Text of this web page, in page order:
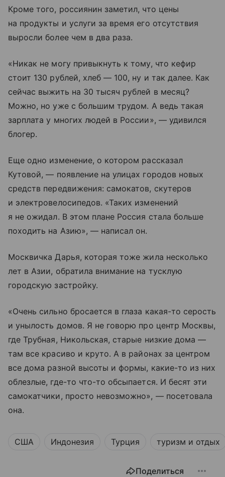
Кроме того, россиянин заметил, что цены
на продукты и услуги за время его отсутствия
выросли более чем в два раза.
«Никак не могу привыкнуть к тому, что кефир
стоит 130 рублей, хлеб — 100, ну и так далее. Как
сейчас выжить на 30 тысяч рублей в месяц?
Можно, но уже с большим трудом. А ведь такая
зарплата у многих людей в России», — удивился
блогер.
Еще одно изменение, о котором рассказал
Кутовой, — появление на улицах городов новых
средств передвижения: самокатов, скутеров
и электровелосипедов. «Таких изменений
я не ожидал. В этом плане Россия стала больше
походить на Азию», — написал он.
Москвичка Дарья, которая тоже жила несколько
лет в Азии, обратила внимание на тусклую
городскую застройку.
«Очень сильно бросается в глаза какая-то серость
и унылость домов. Я не говорю про центр Москвы,
где Трубная, Никольская, старые низкие дома —
там все красиво и круто. А в районах за центром
все дома разной высоты и формы, какие-то из них
облезлые, где-то что-то обсыпается. И бесят эти
самокатчики, просто невозможно», — посетовала
она.
США Индонезия Турция туризм и отдых
Поделиться